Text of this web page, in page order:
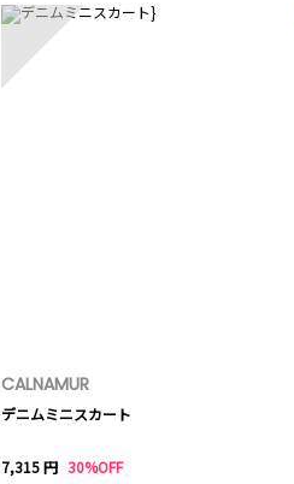
CALNAMUR
デニムミニスカート
7,315 円 30%OFF